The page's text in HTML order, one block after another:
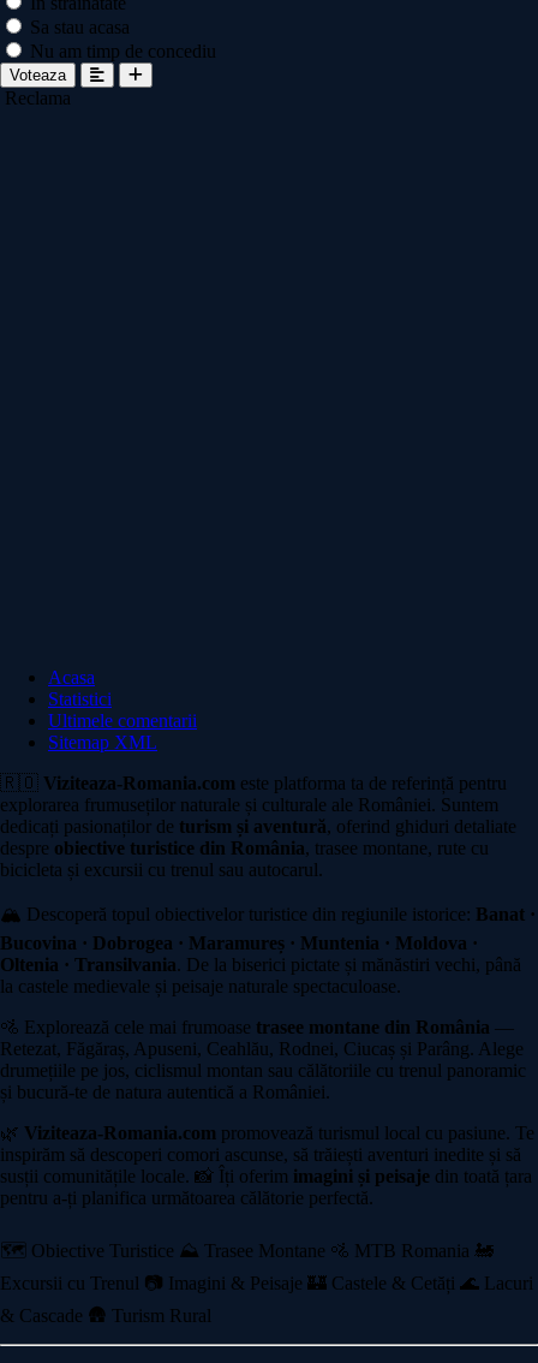
Sa stau acasa
Nu am timp de concediu
Voteaza
Reclama
Acasa
Statistici
Ultimele comentarii
Sitemap XML
🇷🇴 Viziteaza-Romania.com este platforma ta de referință pentru
explorarea frumuseților naturale și culturale ale României. Suntem
dedicați pasionaților de turism și aventură, oferind ghiduri detaliate
despre obiective turistice din România, trasee montane, rute cu
bicicleta și excursii cu trenul sau autocarul.
🏔️ Descoperă topul obiectivelor turistice din regiunile istorice: Banat ·
Bucovina · Dobrogea · Maramureș · Muntenia · Moldova ·
Oltenia · Transilvania. De la biserici pictate și mănăstiri vechi, până
la castele medievale și peisaje naturale spectaculoase.
🚵 Explorează cele mai frumoase trasee montane din România —
Retezat, Făgăraș, Apuseni, Ceahlău, Rodnei, Ciucaș și Parâng. Alege
drumețiile pe jos, ciclismul montan sau călătoriile cu trenul panoramic
și bucură-te de natura autentică a României.
🌿 Viziteaza-Romania.com promovează turismul local cu pasiune. Te
inspirăm să descoperi comori ascunse, să trăiești aventuri inedite și să
susții comunitățile locale. 📸 Îți oferim imagini și peisaje din toată țara
pentru a-ți planifica următoarea călătorie perfectă.
🗺️ Obiective Turistice ⛰️ Trasee Montane 🚵 MTB Romania 🚂
Excursii cu Trenul 📷 Imagini & Peisaje 🏰 Castele & Cetăți 🌊 Lacuri
& Cascade 🛖 Turism Rural